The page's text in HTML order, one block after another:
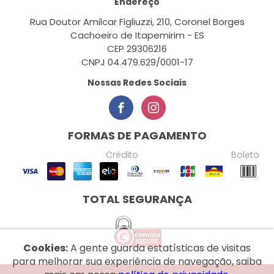
Rua Doutor Amilcar Figliuzzi, 210, Coronel Borges
Cachoeiro de Itapemirim - ES
CEP 29306216
CNPJ 04.479.629/0001-17
Nossas Redes Sociais
FORMAS DE PAGAMENTO
Crédito Boleto
TOTAL SEGURANÇA
Cookies:A gente guarda estatísticas de visitas
para melhorar sua experiência de navegação, saiba